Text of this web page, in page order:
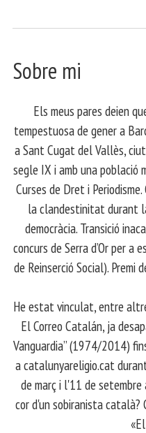
Sobre mi
Els meus pares deien
tempestuosa de gener a
a Sant Cugat del Vallès,
segle IX i amb una població
Curses de Dret i
la clandestinitat durant
democràcia. Transició
concurs de Serra d’Or per a
de Reinserció Social). Premi
He estat vinculat, entre
El Correo Catalán, ja
Vanguardia” (1974/2014)
a catalunyareligio.cat
de març i l'11 de
cor d'un sobiranista català?